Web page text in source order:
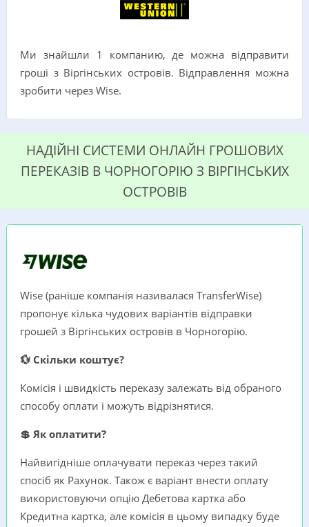
Ми знайшли 1 компанию, де можна відправити
гроші з Віргінських островів. Відправлення можна
зробити через Wise.
НАДІЙНІ СИСТЕМИ ОНЛАЙН ГРОШОВИХ
ПЕРЕКАЗІВ В ЧОРНОГОРІЮ З ВІРГІНСЬКИХ
ОСТРОВІВ
Wise (раніше компанія називалася TransferWise)
пропонує кілька чудових варіантів відправки
грошей з Віргінських островів в Чорногорію.
💱 Скільки коштує?
Комісія і швидкість переказу залежать від обраного
способу оплати і можуть відрізнятися.
💲 Як оплатити?
Найвигідніше оплачувати переказ через такий
спосіб як Рахунок. Також є варіант внести оплату
використовуючи опцію Дебетова картка або
Кредитна картка, але комісія в цьому випадку буде